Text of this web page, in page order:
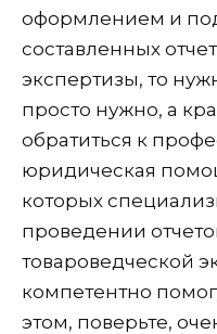
оформлением и
составленных
экспертизы, то
просто нужно, а
обратиться к
юридическая
которых
проведении
товароведческой
компетентно
этом, поверьте,